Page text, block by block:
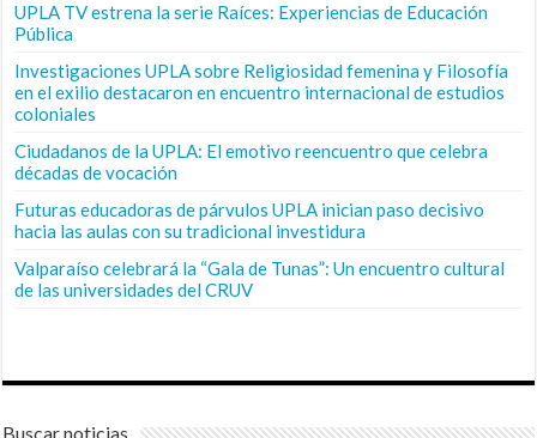
UPLA TV estrena la serie Raíces: Experiencias de Educación
Pública
Investigaciones UPLA sobre Religiosidad femenina y Filosofía
en el exilio destacaron en encuentro internacional de estudios
coloniales
Ciudadanos de la UPLA: El emotivo reencuentro que celebra
décadas de vocación
Futuras educadoras de párvulos UPLA inician paso decisivo
hacia las aulas con su tradicional investidura
Valparaíso celebrará la “Gala de Tunas”: Un encuentro cultural
de las universidades del CRUV
Buscar noticias